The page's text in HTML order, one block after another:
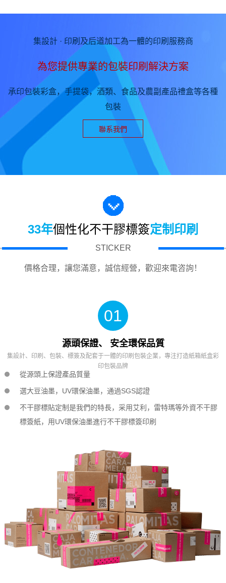
集設計 · 印刷及后道加工為一體的印刷服務商
為您提供專業的包裝印刷解決方案
承印包裝彩盒，手提袋，酒類、食品及農副產品禮盒等各種
包裝
聯系我們
33年個性化不干膠標簽定制印刷
STICKER
價格合理，讓您滿意，誠信經營，歡迎來電咨詢！
01
源頭保證、 安全環保品質
集設計、印刷、包裝、標簽及配套于一體的印刷包裝企業，專注打造紙箱紙盒彩
印包裝品牌
從源頭上保證產品質量
選大豆油墨，UV環保油墨，通過SGS認證
不干膠標貼定制是我們的特長，采用艾利，雷特瑪等外資不干膠
標簽紙，用UV環保油墨進行不干膠標簽印刷